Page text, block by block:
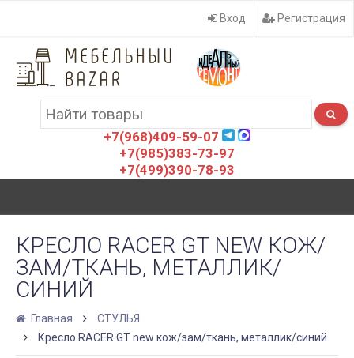
Вход Регистрация
+7(968)409-59-07
+7(985)383-73-97
+7(499)390-78-93
КРЕСЛО RACER GT NEW КОЖ/
ЗАМ/ТКАНЬ, МЕТАЛЛИК/
СИНИЙ
Главная
СТУЛЬЯ
Кресло RACER GT new кож/зам/ткань, металлик/синий